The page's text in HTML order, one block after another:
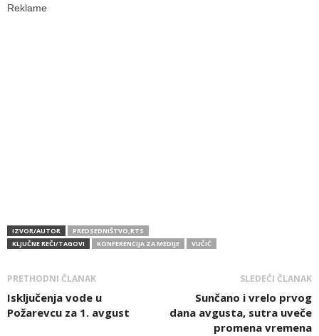
Reklame
IZVOR/AUTOR
PREDSEDNIŠTVO,RTS
KLJUČNE REČI/TAGOVI
KONFERENCIJA ZA MEDIJE VUČIĆ
PRETHODNI ČLANAK
Isključenja vode u
Požarevcu za 1. avgust
SLEDEĆI ČLANAK
Sunčano i vrelo prvog
dana avgusta, sutra uveče
promena vremena